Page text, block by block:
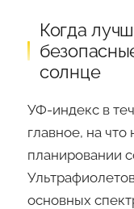
Когда
солнце
УФ-индекс в
главное, на
планировании
основных